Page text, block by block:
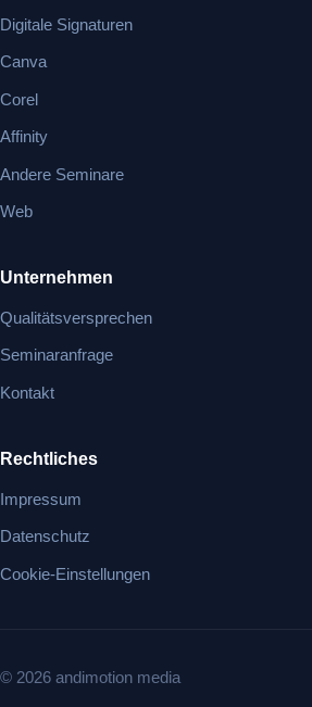
Digitale Signaturen
Canva
Corel
Affinity
Andere Seminare
Web
Unternehmen
Qualitätsversprechen
Seminaranfrage
Kontakt
Rechtliches
Impressum
Datenschutz
Cookie-Einstellungen
© 2026 andimotion media